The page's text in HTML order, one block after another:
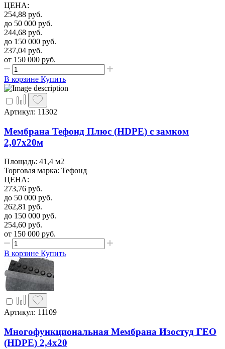
ЦЕНА:
254,88 руб.
до 50 000 руб.
244,68 руб.
до 150 000 руб.
237,04 руб.
от 150 000 руб.
В корзине Купить
Артикул: 11302
Мембрана Тефонд Плюс (HDPE) с замком
2,07х20м
Площадь: 41,4 м2
Торговая марка: Тефонд
ЦЕНА:
273,76 руб.
до 50 000 руб.
262,81 руб.
до 150 000 руб.
254,60 руб.
от 150 000 руб.
В корзине Купить
Артикул: 11109
Многофункциональная Мембрана Изостуд ГЕО
(HDPE) 2,4х20